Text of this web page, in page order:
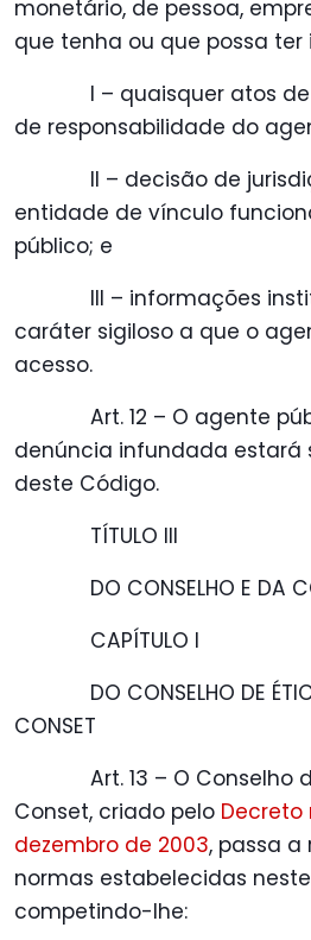
monetário, de pessoa,
que tenha ou que possa ter
I – quaisquer atos
de responsabilidade do
II – decisão de
entidade de vínculo
público; e
III – informações
caráter sigiloso a que o
acesso.
Art. 12 – O agente
denúncia infundada estará
deste Código.
TÍTULO III
DO CONSELHO E DA
CAPÍTULO I
DO CONSELHO DE
CONSET
Art. 13 – O Conselho
Conset, criado pelo Decreto
dezembro de 2003, passa a
normas estabelecidas
competindo-lhe: